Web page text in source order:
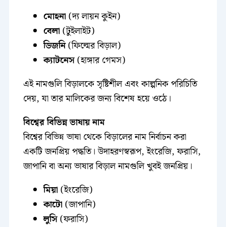
মোহনা (দ্য লায়ন কুইন)
বেলা (টুইলাইট)
ডিজনি(ফিল্মের বিড়াল)
ক্যাটনেস(হাঙ্গার গেমস)
এই নামগুলি বিড়ালকে সৃষ্টিশীল এবং কাল্পনিক পরিচিতি
দেয়, যা তার মালিকের জন্য বিশেষ হয়ে ওঠে।
বিশ্বের বিভিন্ন ভাষায় নাম
বিশ্বের বিভিন্ন ভাষা থেকে বিড়ালের নাম নির্বাচন করা
একটি জনপ্রিয় পদ্ধতি। উদাহরণস্বরূপ, ইংরেজি, ফরাসি,
জাপানি বা অন্য ভাষার বিড়াল নামগুলি খুবই জনপ্রিয়।
মিয়া (ইংরেজি)
কাটো (জাপানি)
লুসি(ফরাসি)